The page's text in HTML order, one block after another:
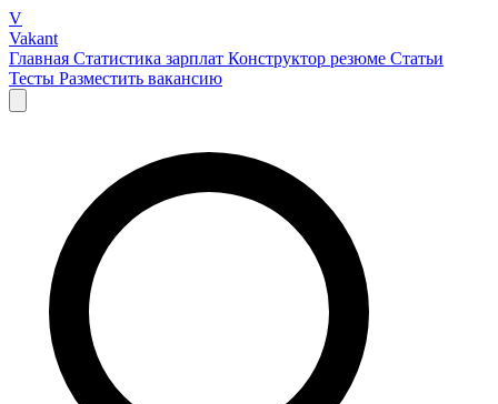
V
Vakant
Главная Статистика зарплат Конструктор резюме Статьи
Тесты Разместить вакансию